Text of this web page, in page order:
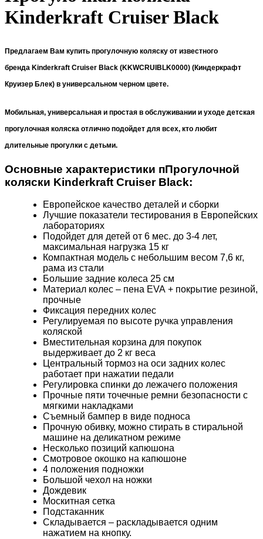
Kinderkraft Cruiser Black
Предлагаем Вам купить прогулочную коляску от известного
бренда Kinderkraft Cruiser Black (KKWCRUIBLK0000) (Киндеркрафт
Круизер Блек) в универсальном черном цвете.
Мобильная, универсальная и простая в обслуживании и уходе детская
прогулочная коляска отлично подойдет для всех, кто любит
длительные прогулки с детьми.
Основные характеристики пПрогулочной
коляски Kinderkraft Cruiser Black:
Европейское качество деталей и сборки
Лучшие показатели тестирования в Европейских
лабораториях
Подойдет для детей от 6 мес. до 3-4 лет,
максимальная нагрузка 15 кг
Компактная модель с небольшим весом 7,6 кг,
рама из стали
Большие задние колеса 25 см
Материал колес – пена EVA + покрытие резиной,
прочные
Фиксация передних колес
Регулируемая по высоте ручка управления
коляской
Вместительная корзина для покупок
выдерживает до 2 кг веса
Центральный тормоз на оси задних колес
работает при нажатии педали
Регулировка спинки до лежачего положения
Прочные пяти точечные ремни безопасности с
мягкими накладками
Съемный бампер в виде подноса
Прочную обивку, можно стирать в стиральной
машине на деликатном режиме
Несколько позиций капюшона
Смотровое окошко на капюшоне
4 положения подножки
Большой чехол на ножки
Дождевик
Москитная сетка
Подстаканник
Складывается – раскладывается одним
нажатием на кнопку.